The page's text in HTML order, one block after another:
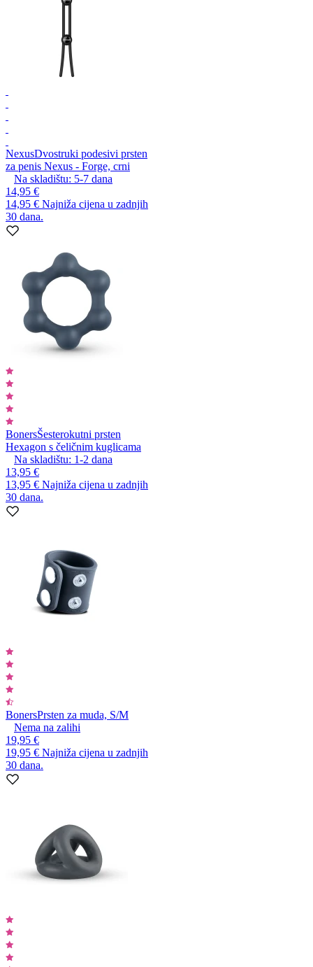
NexusDvostruki podesivi prsten
za penis Nexus - Forge, crni
Na skladištu: 5-7 dana
14,95 €
14,95 € Najniža cijena u zadnjih
30 dana.
BonersŠesterokutni prsten
Hexagon s čeličnim kuglicama
Na skladištu: 1-2 dana
13,95 €
13,95 € Najniža cijena u zadnjih
30 dana.
BonersPrsten za muda, S/M
Nema na zalihi
19,95 €
19,95 € Najniža cijena u zadnjih
30 dana.